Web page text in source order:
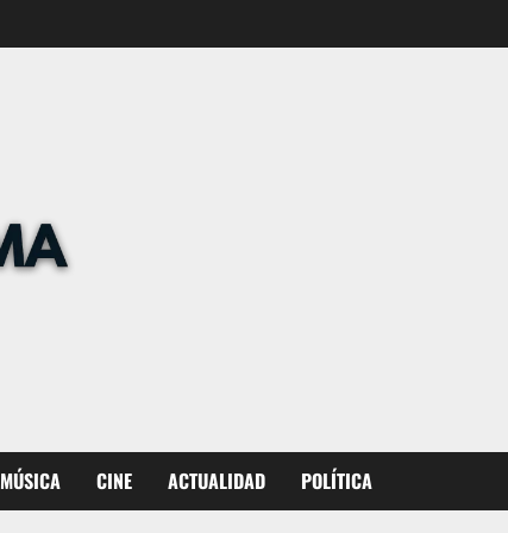
MÚSICA CINE ACTUALIDAD POLÍTICA